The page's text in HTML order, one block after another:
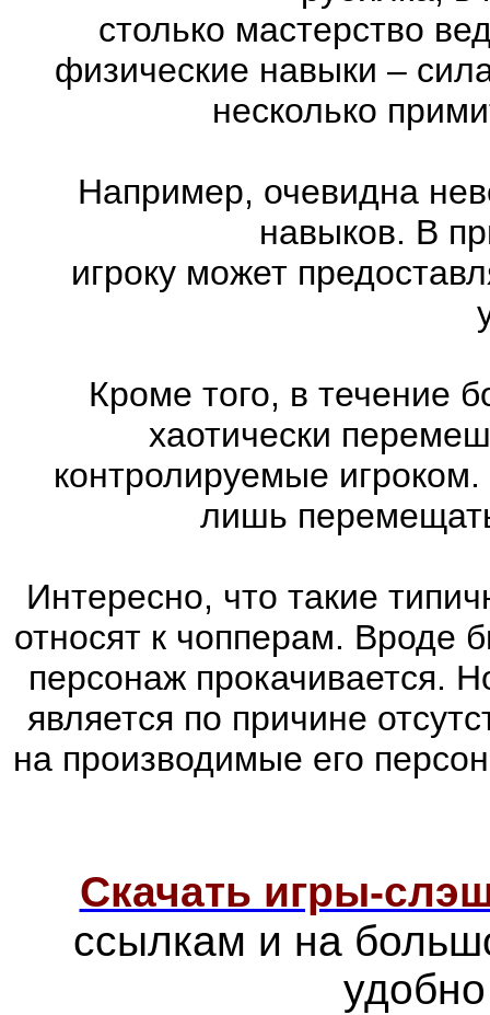
столько мастерство
физические навыки –
несколько
Например, очевидна
навыков. В
игроку может
Кроме того, в течение
хаотически
контролируемые
лишь
Интересно, что такие
относят к чопперам. Вроде
персонаж прокачивается.
является по причине
на производимые его
Скачать игры-
ссылкам и на